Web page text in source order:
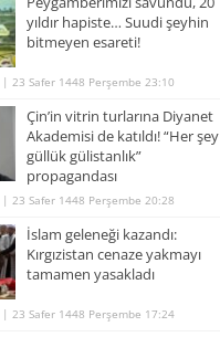
yıldır hapiste… Suudi şeyhin
bitmeyen esareti!
23 Safer 1448 Perşembe 23:10
Çin’in vitrin turlarına Diyanet
Akademisi de katıldı! “Her şey
güllük gülistanlık”
propagandası
23 Safer 1448 Perşembe 20:28
İslam geleneği kazandı:
Kırgızistan cenaze yakmayı
tamamen yasakladı
23 Safer 1448 Perşembe 17:24